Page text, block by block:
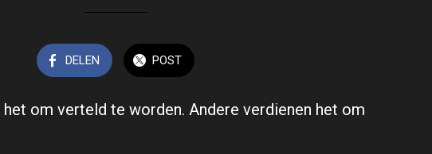
DELEN POST
om verteld te worden. Andere verdienen het om